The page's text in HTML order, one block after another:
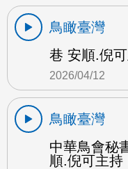
鳥瞰臺灣
巷 安順.倪
2026/04/12
鳥瞰臺灣
中華鳥會秘
順.倪可主持